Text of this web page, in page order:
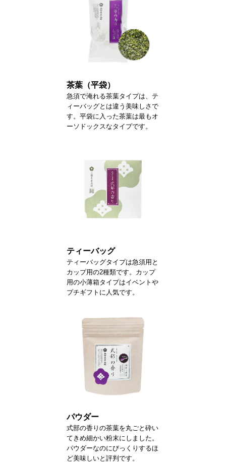
茶葉（平袋）
急須で淹れる茶葉タイプは、テ
ィーバッグとは違う美味しさで
す。平袋に入った茶葉は最もオ
ーソドックスなタイプです。
ティーバッグ
ティーバッグタイプは急須用と
カップ用の2種類です。カップ
用の小薄箱タイプはイベントや
プチギフトに人気です。
パウダー
式部の香りの茶葉を丸ごと砕い
てきめ細かい粉末にしました。
パウダーなのにびっくりするほ
ど美味しいと評判です。